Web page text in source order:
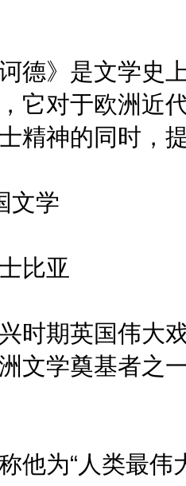
》是文学史上
它对于欧洲近
精神的同时
学
亚
期英国伟大戏
文学奠基者之
为“人类最伟